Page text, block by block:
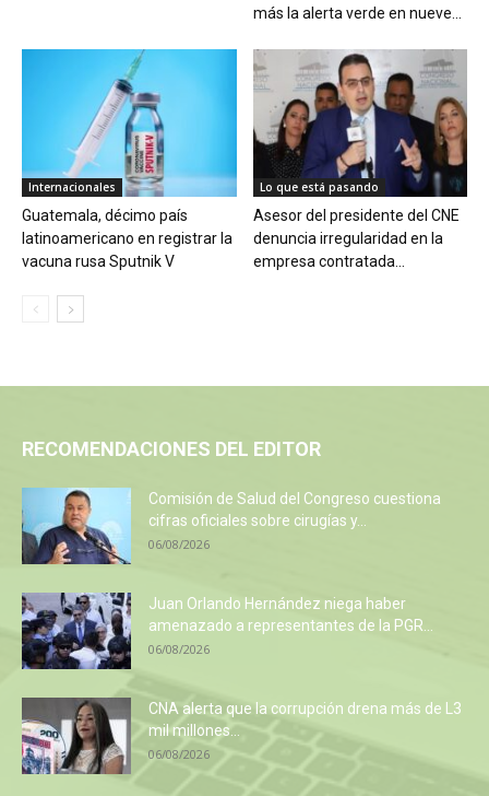
más la alerta verde en nueve...
Internacionales
Guatemala, décimo país
latinoamericano en registrar la
vacuna rusa Sputnik V
Lo que está pasando
Asesor del presidente del CNE
denuncia irregularidad en la
empresa contratada...
RECOMENDACIONES DEL EDITOR
Comisión de Salud del Congreso cuestiona
cifras oficiales sobre cirugías y...
06/08/2026
Juan Orlando Hernández niega haber
amenazado a representantes de la PGR...
06/08/2026
CNA alerta que la corrupción drena más de L3
mil millones...
06/08/2026